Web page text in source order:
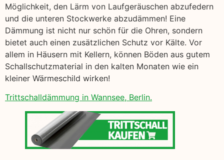
Möglichkeit, den Lärm von Laufgeräuschen abzufedern
und die unteren Stockwerke abzudämmen! Eine
Dämmung ist nicht nur schön für die Ohren, sondern
bietet auch einen zusätzlichen Schutz vor Kälte. Vor
allem in Häusern mit Kellern, können Böden aus gutem
Schallschutzmaterial in den kalten Monaten wie ein
kleiner Wärmeschild wirken!
Trittschalldämmung in Wannsee, Berlin.